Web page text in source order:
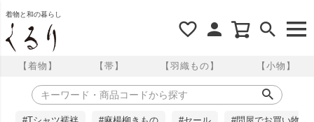
着物と和の暮らし
【着物】 【帯】 【羽織もの】 【小物】